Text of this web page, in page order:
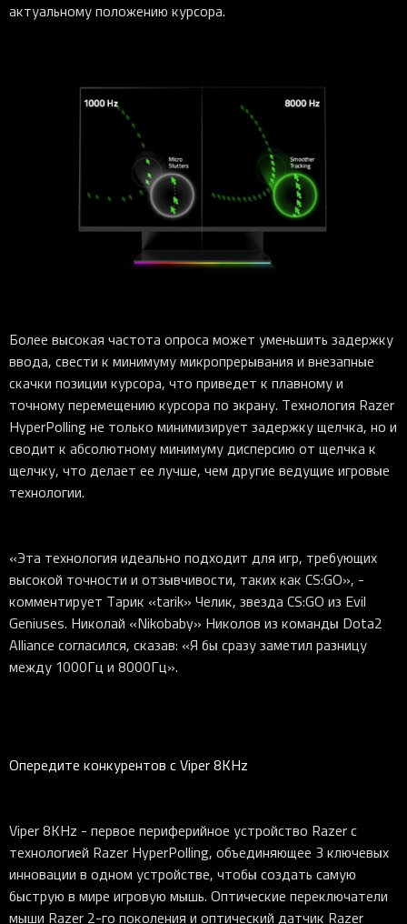
актуальному положению курсора.
Более высокая частота опроса может уменьшить задержку
ввода, свести к минимуму микропрерывания и внезапные
скачки позиции курсора, что приведет к плавному и
точному перемещению курсора по экрану. Технология Razer
HyperPolling не только минимизирует задержку щелчка, но и
сводит к абсолютному минимуму дисперсию от щелчка к
щелчку, что делает ее лучше, чем другие ведущие игровые
технологии.
«Эта технология идеально подходит для игр, требующих
высокой точности и отзывчивости, таких как CS:GO», -
комментирует Тарик «tarik» Челик, звезда CS:GO из Evil
Geniuses. Николай «Nikobaby» Николов из команды Dota2
Alliance согласился, сказав: «Я бы сразу заметил разницу
между 1000Гц и 8000Гц».
Опередите конкурентов с Viper 8KHz
Viper 8KHz - первое периферийное устройство Razer с
технологией Razer HyperPolling, объединяющее 3 ключевых
инновации в одном устройстве, чтобы создать самую
быструю в мире игровую мышь. Оптические переключатели
мыши Razer 2-го поколения и оптический датчик Razer